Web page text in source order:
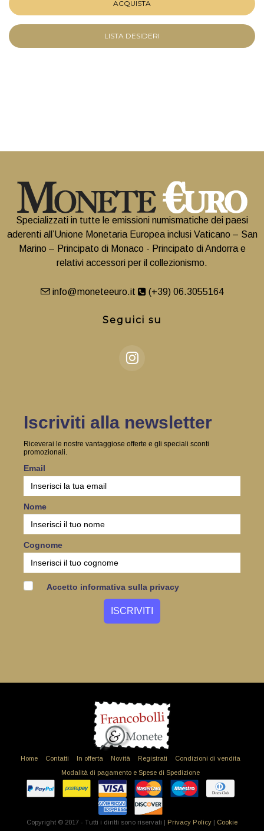
ACQUISTA
LISTA DESIDERI
Specializzati in tutte le emissioni numismatiche dei paesi
aderenti all’Unione Monetaria Europea inclusi Vaticano – San
Marino – Principato di Monaco - Principato di Andorra e
relativi accessori per il collezionismo.
info@moneteeuro.it (+39) 06.3055164
Seguici su
Iscriviti alla newsletter
Riceverai le nostre vantaggiose offerte e gli speciali sconti
promozionali.
Email
Nome
Cognome
Accetto informativa sulla privacy
Home Contatti In offerta Novità Registrati
Condizioni di vendita
Modalità di pagamento e Spese di Spedizione
Copyright © 2017 - Tutti i diritti sono riservati | Privacy Policy | Cookie